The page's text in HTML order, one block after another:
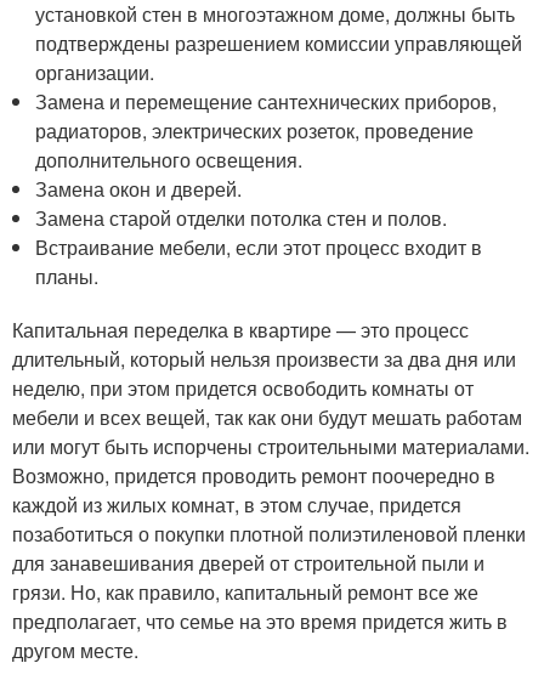
установкой стен в многоэтажном доме, должны быть
подтверждены разрешением комиссии управляющей
организации.
Замена и перемещение сантехнических приборов,
радиаторов, электрических розеток, проведение
дополнительного освещения.
Замена окон и дверей.
Замена старой отделки потолка стен и полов.
Встраивание мебели, если этот процесс входит в
планы.
Капитальная переделка в квартире — это процесс
длительный, который нельзя произвести за два дня или
неделю, при этом придется освободить комнаты от
мебели и всех вещей, так как они будут мешать работам
или могут быть испорчены строительными материалами.
Возможно, придется проводить ремонт поочередно в
каждой из жилых комнат, в этом случае, придется
позаботиться о покупки плотной полиэтиленовой пленки
для занавешивания дверей от строительной пыли и
грязи. Но, как правило, капитальный ремонт все же
предполагает, что семье на это время придется жить в
другом месте.